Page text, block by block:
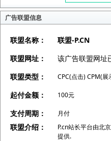
广告联盟信息
联盟名称：
联盟-P.CN
联盟网址：
该广告联盟网址
联盟类型：
CPC(点击) CPM(展
起付金额： 100元
支付周期： 月付
联盟介绍：
P.cn站长平台由北
提供.